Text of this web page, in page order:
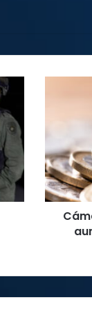
aumento
del
IVA
tendría
severo
impacto